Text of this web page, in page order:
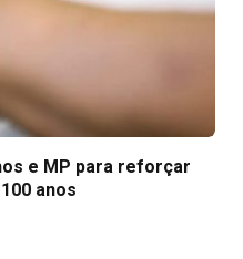
e MP para reforçar
anos